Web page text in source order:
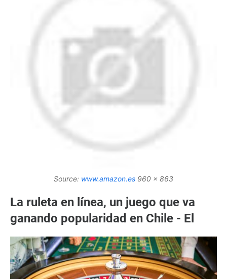
Source: www.amazon.es 960 x 863
La ruleta en línea, un juego que va
ganando popularidad en Chile - El